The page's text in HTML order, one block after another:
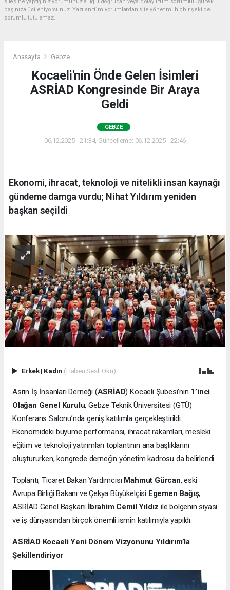
başınıza üstleniyorsunuz. Yazılan tüm yorumlardan site yönetimi hiçbir şekilde
sorumlu tutulamaz.
Anasayfa Gebze
Kocaeli'nin Önde Gelen İsimleri
ASRİAD Kongresinde Bir Araya
Geldi
GEBZE
06.12.2025 - 21:34, Güncelleme: 06.12.2025 - 22:46
Ekonomi, ihracat, teknoloji ve nitelikli insan kaynağı
gündeme damga vurdu; Nihat Yıldırım yeniden
başkan seçildi
Erkek| Kadın (Haberi Sesli Oku)
Asrın İş İnsanları Derneği (ASRİAD) Kocaeli Şubesi’nin 1’inci
Olağan Genel Kurulu, Gebze Teknik Üniversitesi (GTÜ)
Konferans Salonu’nda geniş katılımla gerçekleştirildi.
Ekonomideki büyüme performansı, ihracat rakamları, mesleki
eğitim ve teknoloji yatırımları toplantının ana başlıklarını
oluştururken, kongrede derneğin yönetim kadrosu da belirlendi.
Toplantı, Ticaret Bakan Yardımcısı Mahmut Gürcan, eski
Avrupa Birliği Bakanı ve Çekya Büyükelçisi Egemen Bağış,
ASRİAD Genel Başkanı İbrahim Cemil Yıldız ile bölgenin siyasi
ve iş dünyasından birçok önemli ismin katılımıyla yapıldı.
ASRİAD Kocaeli Yeni Dönem Vizyonunu Yıldırım’la
Şekillendiriyor